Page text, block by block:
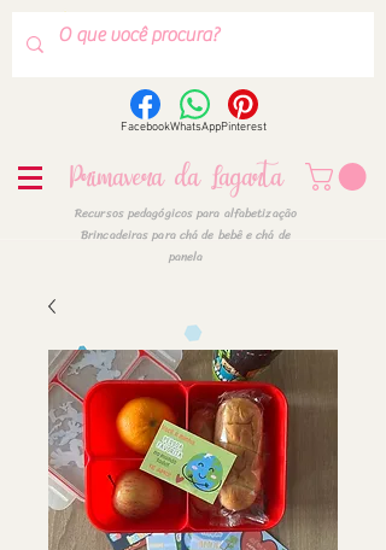
FacebookWhatsAppPinterest
Primavera da Lagarta
Recursos pedagógicos para alfabetização
Brincadeiras para chá de bebê e chá de
panela